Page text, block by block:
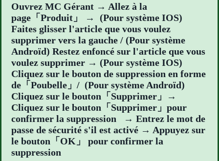
Ouvrez MC Gérant → Allez à la
page「Produit」 → (Pour système IOS)
Faites glisser l'article que vous voulez
supprimer vers la gauche / (Pour système
Androïd) Restez enfoncé sur l'article que vous
voulez supprimer → (Pour système IOS)
Cliquez sur le bouton de suppression en forme
de「Poubelle」/ (Pour système Androïd)
Cliquez sur le bouton「Supprimer」→
Cliquez sur le bouton「Supprimer」pour
confirmer la suppression → Entrez le mot de
passe de sécurité s'il est activé → Appuyez sur
le bouton「OK」 pour confirmer la
suppression